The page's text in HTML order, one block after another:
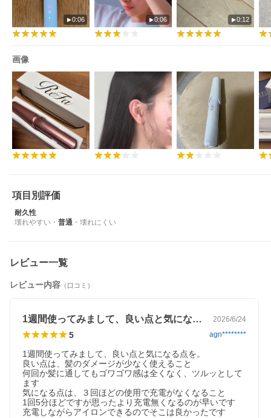
0:06 0:06 0:12
画像
項目別評価
耐久性
壊れやすい ・ 普通 ・ 壊れにくい
レビュー一覧
レビュー内容 （口コミ）
1週間使ってみまして、良い点と気になる… 2026/6/24
5 agn********
1週間使ってみまして、良い点と気になる点を。
良い点は、髪のダメージが少なく使えること
何回か髪に通してもゴワゴワ感は全くなく、ツルッとして
ます
気になる点は、３回ほどの使用で充電がなくなること
1回5分ほどですが思ったより充電無くなるのが早いです
充電しながらアイロンできるのでそこは良かったです